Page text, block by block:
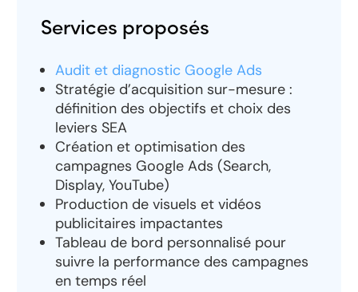
Services proposés
Audit et diagnostic Google Ads
Stratégie d’acquisition sur-mesure :
définition des objectifs et choix des
leviers SEA
Création et optimisation des
campagnes Google Ads (Search,
Display, YouTube)
Production de visuels et vidéos
publicitaires impactantes
Tableau de bord personnalisé pour
suivre la performance des campagnes
en temps réel